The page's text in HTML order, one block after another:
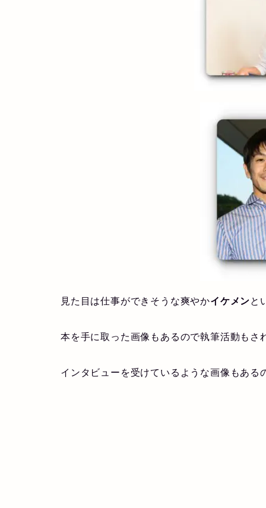
見た目は仕事ができそうな爽やかイケメンと
本を手に取った画像もあるので執筆活動もさ
インタビューを受けているような画像もあ